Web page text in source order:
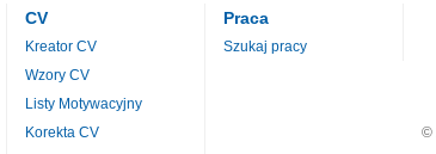
CV
Kreator CV
Wzory CV
Listy Motywacyjny
Korekta CV
Praca
Szukaj pracy
©